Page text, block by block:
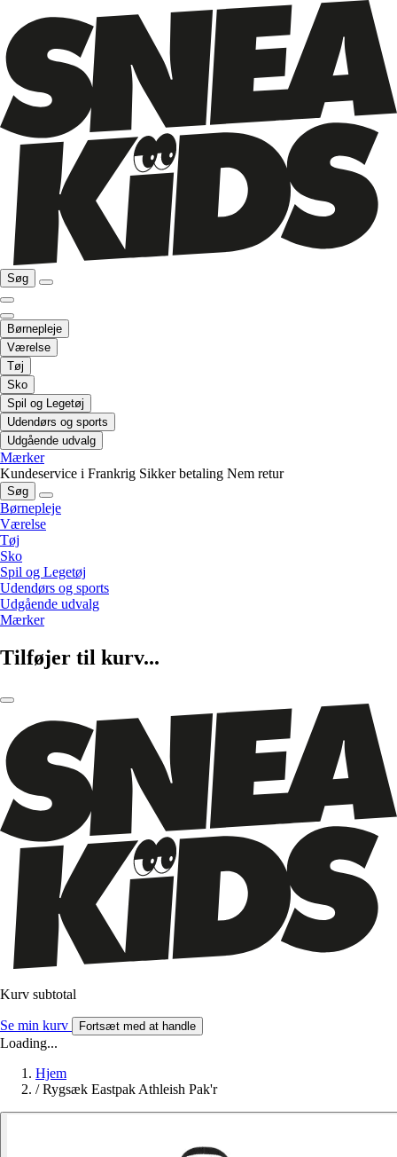
Søg
Børnepleje
Værelse
Tøj
Sko
Spil og Legetøj
Udendørs og sports
Udgående udvalg
Mærker
Kundeservice i Frankrig Sikker betaling Nem retur
Søg
Børnepleje
Værelse
Tøj
Sko
Spil og Legetøj
Udendørs og sports
Udgående udvalg
Mærker
Tilføjer til kurv...
Kurv subtotal
Se min kurv Fortsæt med at handle
Loading...
Hjem
/ Rygsæk Eastpak Athleish Pak'r